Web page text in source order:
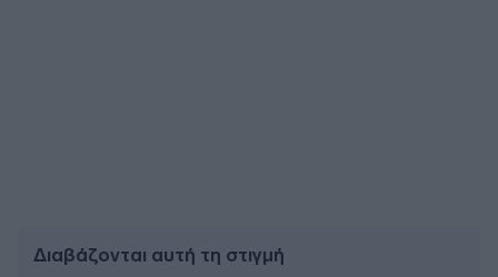
Διαβάζονται αυτή τη στιγμή